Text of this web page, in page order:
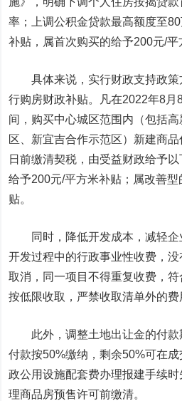
率；上调公积金贷款最高额度至
补贴，属首次购买的给予200元/平
具体来说，实行财政支持政策
行购房财政补贴。凡在2022年8月
间，购买中心城区范围内（包括
区、新宜吉合作示范区）新建商
日前缴清契税，由受益财政给予以
给予200元/平方米补贴；属改善
贴。
同时，降低开发成本，减轻企
开发过程中的行政事业性收费，
取消，同一项目不得重复收费，
按低限收取，严禁收取清单外的费
此外，调整土地出让金的付款
付款按50%缴纳，剩余50%可在
政公用设施配套费办理报建手续
理商品房预售许可前缴清。